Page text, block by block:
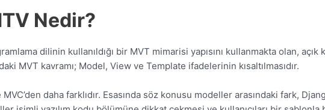
Nedir?
dilinin kullanıldığı bir MVT mimarisi yapısını kullanmakta olan,
MVT kavramı; Model, View ve Template ifadelerinin kısaltılmasıdır.
daha farklıdır. Esasında söz konusu modeller arasındaki fark,